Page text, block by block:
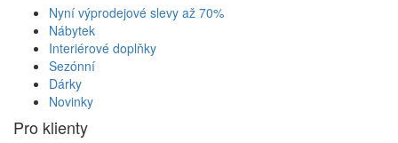
Nyní výprodejové slevy až 70%
Nábytek
Interiérové doplňky
Sezónní
Dárky
Novinky
Pro klienty